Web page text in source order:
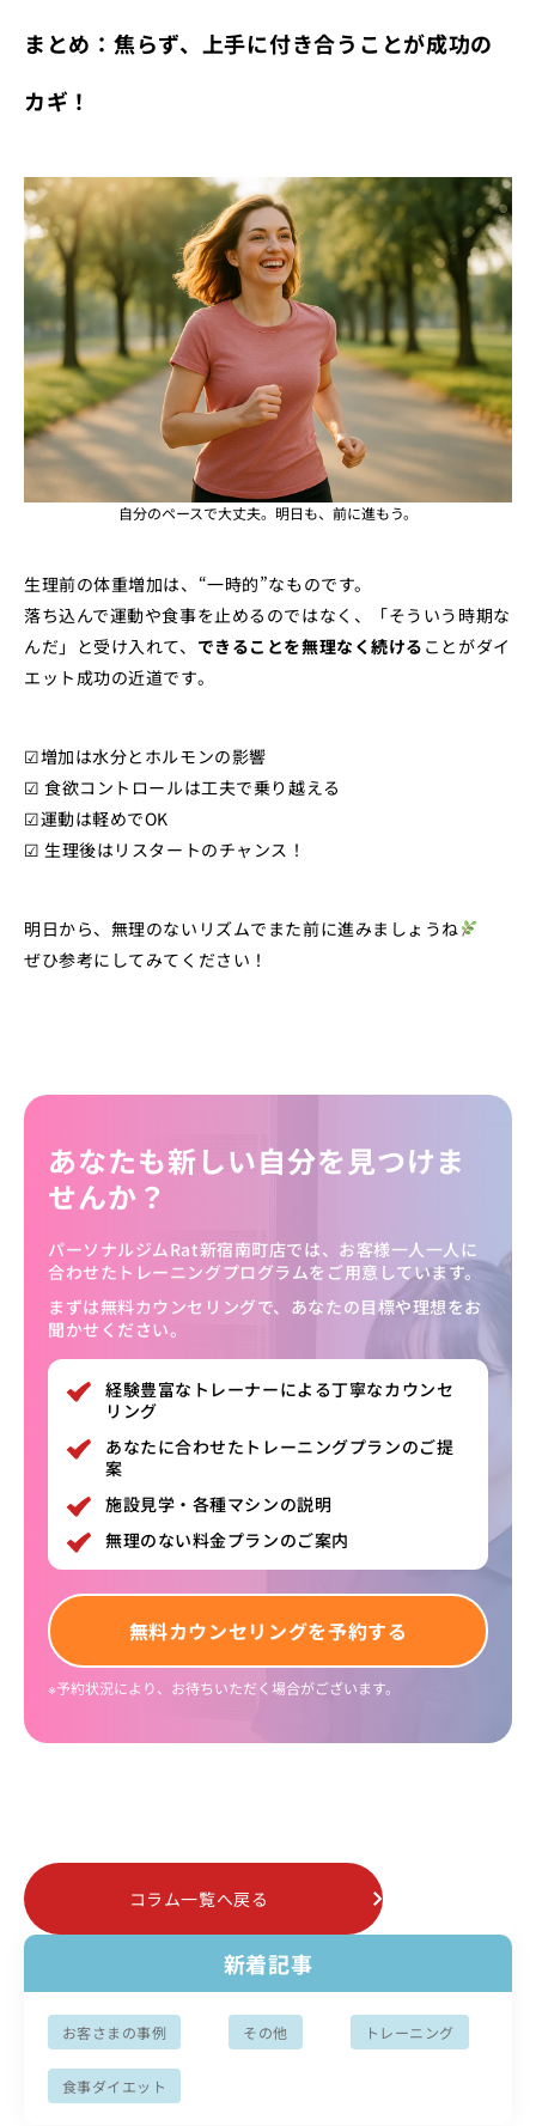
まとめ：焦らず、上手に付き合うことが成功の
カギ！
自分のペースで大丈夫。明日も、前に進もう。
生理前の体重増加は、“一時的”なものです。
落ち込んで運動や食事を止めるのではなく、「そういう時期な
んだ」と受け入れて、 できることを無理なく続ける ことがダイ
エット成功の近道です。
☑増加は水分とホルモンの影響
☑ 食欲コントロールは工夫で乗り越える
☑運動は軽めでOK
☑ 生理後はリスタートのチャンス！
明日から、無理のないリズムでまた前に進みましょうね
ぜひ参考にしてみてください！
あなたも新しい自分を見つけま
せんか？
パーソナルジムRat新宿南町店では、お客様一人一人に
合わせたトレーニングプログラムをご用意しています。
まずは無料カウンセリングで、あなたの目標や理想をお
聞かせください。
経験豊富なトレーナーによる丁寧なカウンセ
リング
あなたに合わせたトレーニングプランのご提
案
施設見学・各種マシンの説明
無理のない料金プランのご案内
無料カウンセリングを予約する
※予約状況により、お待ちいただく場合がございます。
コラム一覧へ戻る
新着記事
お客さまの事例 その他 トレーニング
食事ダイエット